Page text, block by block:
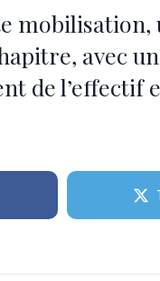
mobilisation,
avec
de l’effectif